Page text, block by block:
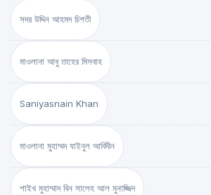
সদর উদ্দিন আহমদ চিশতী
মাওলানা আবু তাহের মিসবাহ
Saniyasnain Khan
মাওলানা মুহাম্মদ যাইনুল আবিদীন
শাইখ মুহাম্মাদ বিন সালেহ আল মুনাজ্জিদ